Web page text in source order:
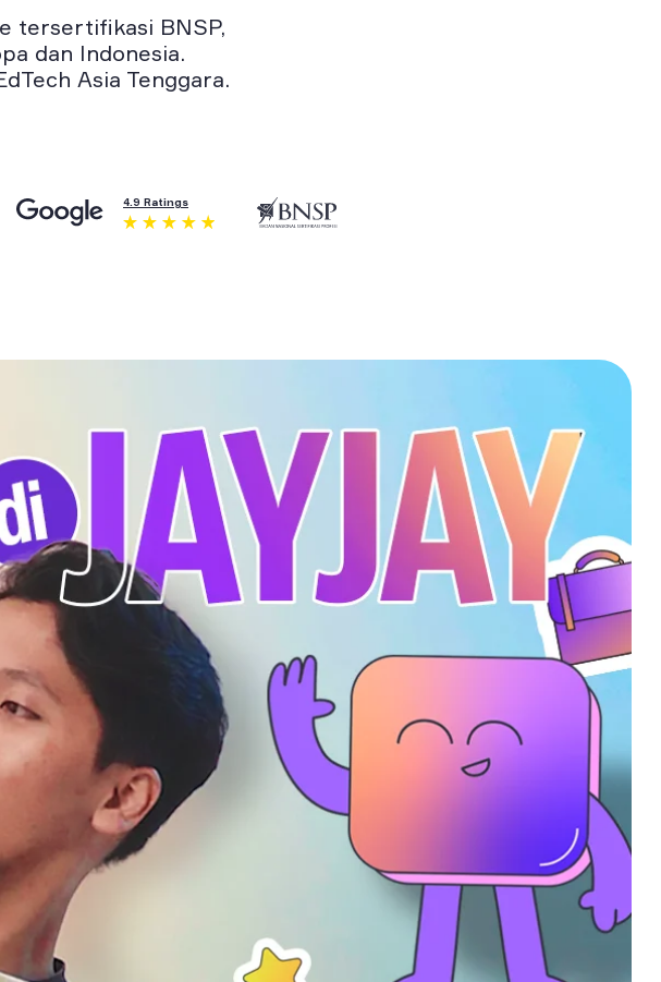
tersertifikasi BNSP,
dan Indonesia.
Asia Tenggara.
4.9 Ratings